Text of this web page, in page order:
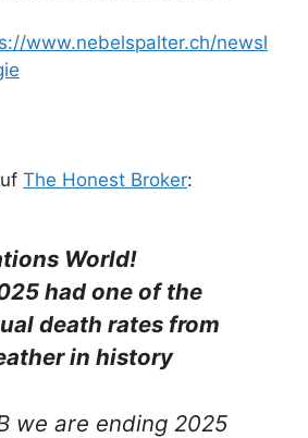
www.nebelspalter.ch/newsl
The Honest Broker:
World!
had one of the
death rates from
in history
we are ending 2025